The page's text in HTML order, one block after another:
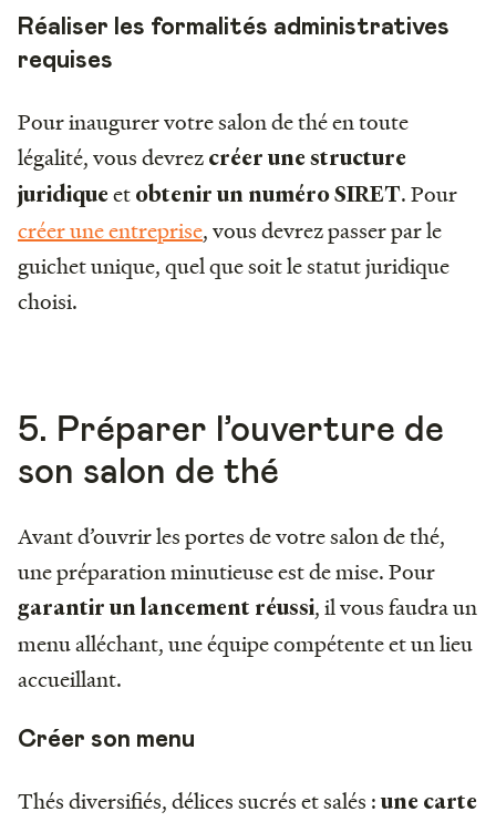
Réaliser les formalités administratives
requises
Pour inaugurer votre salon de thé en toute
légalité, vous devrez créer une structure
juridiqueet obtenir un numéro SIRET. Pour
créer une entreprise, vous devrez passer par le
guichet unique, quel que soit le statut juridique
choisi.
5. Préparer l’ouverture de
son salon de thé
Avant d’ouvrir les portes de votre salon de thé,
une préparation minutieuse est de mise. Pour
garantir un lancement réussi, il vous faudra un
menu alléchant, une équipe compétente et un lieu
accueillant.
Créer son menu
Thés diversifiés, délices sucrés et salés : une carte